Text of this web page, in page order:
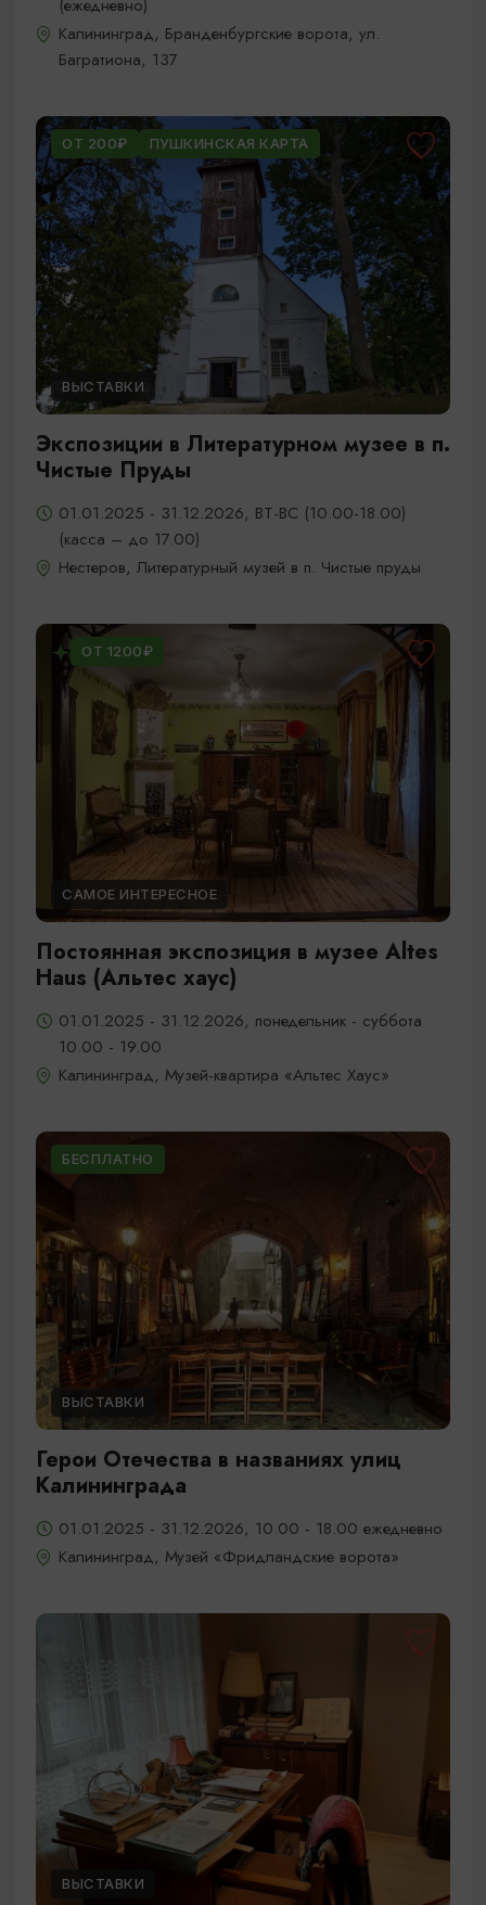
(ежедневно)
Калининград, Бранденбургские ворота, ул.
Багратиона, 137
ОТ 200₽ ПУШКИНСКАЯ КАРТА
ВЫСТАВКИ
Экспозиции в Литературном музее в п.
Чистые Пруды
01.01.2025 - 31.12.2026, ВТ-ВС (10.00-18.00)
(касса – до 17.00)
Нестеров, Литературный музей в п. Чистые пруды
ОТ 1200₽
САМОЕ ИНТЕРЕСНОЕ
Постоянная экспозиция в музее Altes
Haus (Альтес хаус)
01.01.2025 - 31.12.2026, понедельник - суббота
10.00 - 19.00
Калининград, Музей-квартира «Альтес Хаус»
БЕСПЛАТНО
ВЫСТАВКИ
Герои Отечества в названиях улиц
Калининграда
01.01.2025 - 31.12.2026, 10.00 - 18.00 ежедневно
Калининград, Музей «Фридландские ворота»
ВЫСТАВКИ